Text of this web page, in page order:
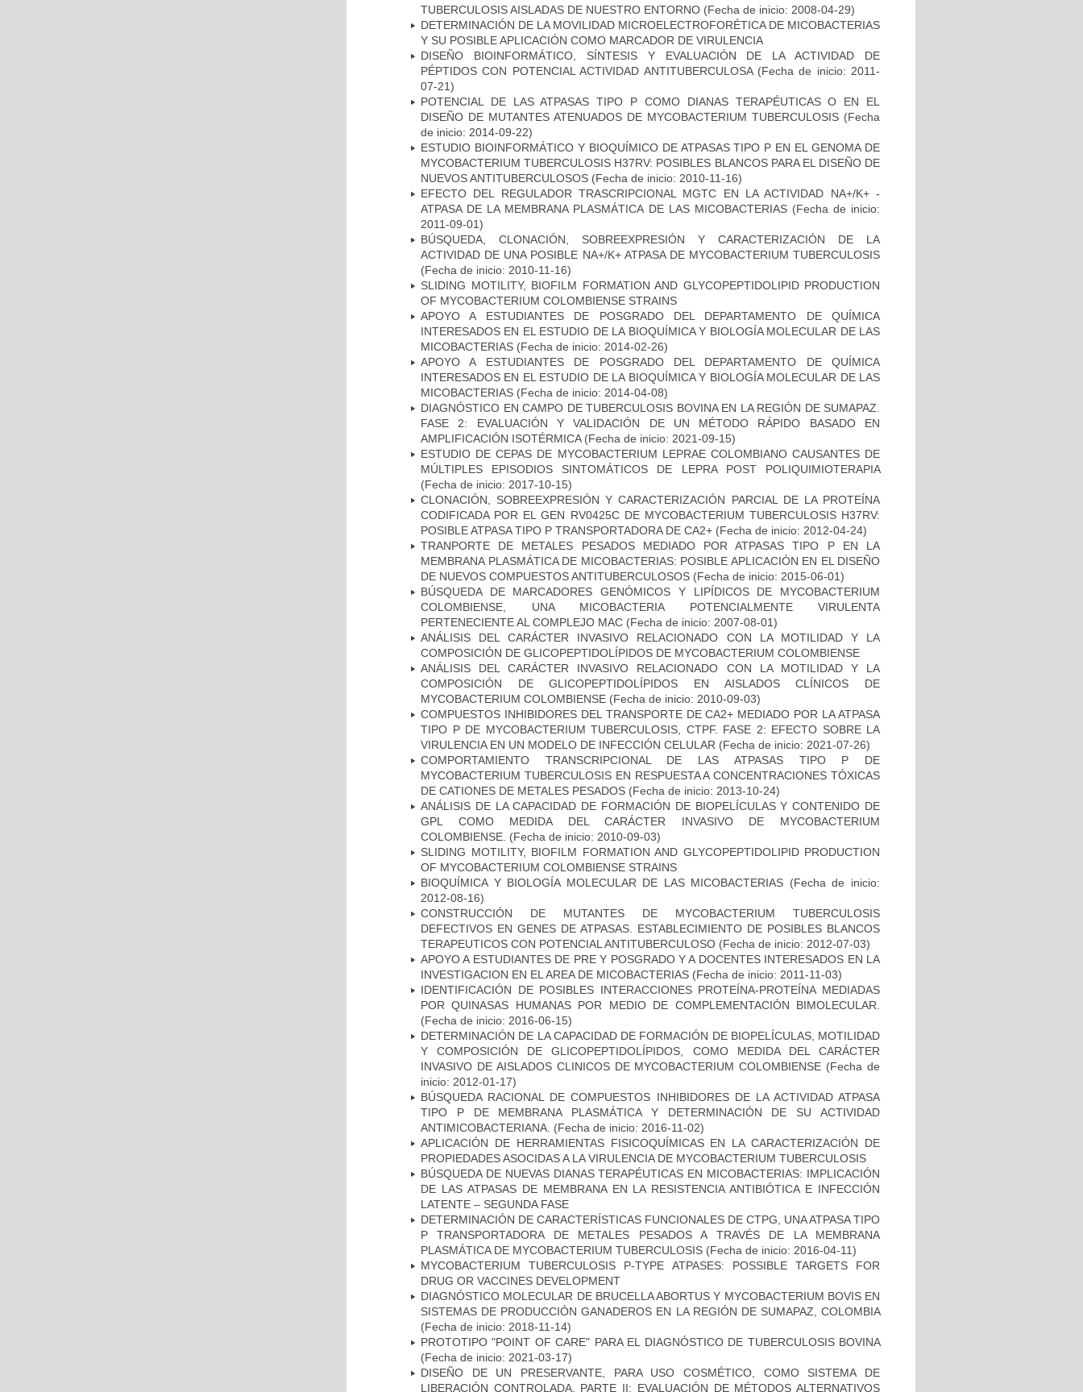
TUBERCULOSIS AISLADAS DE NUESTRO ENTORNO (Fecha de inicio: 2008-04-29)
DETERMINACIÓN DE LA MOVILIDAD MICROELECTROFORÉTICA DE MICOBACTERIAS
Y SU POSIBLE APLICACIÓN COMO MARCADOR DE VIRULENCIA
DISEÑO BIOINFORMÁTICO, SÍNTESIS Y EVALUACIÓN DE LA ACTIVIDAD DE
PÉPTIDOS CON POTENCIAL ACTIVIDAD ANTITUBERCULOSA(Fecha de inicio: 2011-
07-21)
POTENCIAL DE LAS ATPASAS TIPO P COMO DIANAS TERAPÉUTICAS O EN EL
DISEÑO DE MUTANTES ATENUADOS DE MYCOBACTERIUM TUBERCULOSIS (Fecha
de inicio: 2014-09-22)
ESTUDIO BIOINFORMÁTICO Y BIOQUÍMICO DE ATPASAS TIPO P EN EL GENOMA DE
MYCOBACTERIUM TUBERCULOSIS H37RV: POSIBLES BLANCOS PARA EL DISEÑO DE
NUEVOS ANTITUBERCULOSOS (Fecha de inicio: 2010-11-16)
EFECTO DEL REGULADOR TRASCRIPCIONAL MGTC EN LA ACTIVIDAD NA+/K+ -
ATPASA DE LA MEMBRANA PLASMÁTICA DE LAS MICOBACTERIAS(Fecha de inicio:
2011-09-01)
BÚSQUEDA, CLONACIÓN, SOBREEXPRESIÓN Y CARACTERIZACIÓN DE LA
ACTIVIDAD DE UNA POSIBLE NA+/K+ ATPASA DE MYCOBACTERIUM TUBERCULOSIS
(Fecha de inicio: 2010-11-16)
SLIDING MOTILITY, BIOFILM FORMATION AND GLYCOPEPTIDOLIPID PRODUCTION
OF MYCOBACTERIUM COLOMBIENSE STRAINS
APOYO A ESTUDIANTES DE POSGRADO DEL DEPARTAMENTO DE QUÍMICA
INTERESADOS EN EL ESTUDIO DE LA BIOQUÍMICA Y BIOLOGÍA MOLECULAR DE LAS
MICOBACTERIAS (Fecha de inicio: 2014-02-26)
APOYO A ESTUDIANTES DE POSGRADO DEL DEPARTAMENTO DE QUÍMICA
INTERESADOS EN EL ESTUDIO DE LA BIOQUÍMICA Y BIOLOGÍA MOLECULAR DE LAS
MICOBACTERIAS (Fecha de inicio: 2014-04-08)
DIAGNÓSTICO EN CAMPO DE TUBERCULOSIS BOVINA EN LA REGIÓN DE SUMAPAZ.
FASE 2: EVALUACIÓN Y VALIDACIÓN DE UN MÉTODO RÁPIDO BASADO EN
AMPLIFICACIÓN ISOTÉRMICA(Fecha de inicio: 2021-09-15)
ESTUDIO DE CEPAS DE MYCOBACTERIUM LEPRAE COLOMBIANO CAUSANTES DE
MÚLTIPLES EPISODIOS SINTOMÁTICOS DE LEPRA POST POLIQUIMIOTERAPIA
(Fecha de inicio: 2017-10-15)
CLONACIÓN, SOBREEXPRESIÓN Y CARACTERIZACIÓN PARCIAL DE LA PROTEÍNA
CODIFICADA POR EL GEN RV0425C DE MYCOBACTERIUM TUBERCULOSIS H37RV:
POSIBLE ATPASA TIPO P TRANSPORTADORA DE CA2+ (Fecha de inicio: 2012-04-24)
TRANPORTE DE METALES PESADOS MEDIADO POR ATPASAS TIPO P EN LA
MEMBRANA PLASMÁTICA DE MICOBACTERIAS: POSIBLE APLICACIÓN EN EL DISEÑO
DE NUEVOS COMPUESTOS ANTITUBERCULOSOS (Fecha de inicio: 2015-06-01)
BÚSQUEDA DE MARCADORES GENÓMICOS Y LIPÍDICOS DE MYCOBACTERIUM
COLOMBIENSE, UNA MICOBACTERIA POTENCIALMENTE VIRULENTA
PERTENECIENTE AL COMPLEJO MAC (Fecha de inicio: 2007-08-01)
ANÁLISIS DEL CARÁCTER INVASIVO RELACIONADO CON LA MOTILIDAD Y LA
COMPOSICIÓN DE GLICOPEPTIDOLÍPIDOS DE MYCOBACTERIUM COLOMBIENSE
ANÁLISIS DEL CARÁCTER INVASIVO RELACIONADO CON LA MOTILIDAD Y LA
COMPOSICIÓN DE GLICOPEPTIDOLÍPIDOS EN AISLADOS CLÍNICOS DE
MYCOBACTERIUM COLOMBIENSE (Fecha de inicio: 2010-09-03)
COMPUESTOS INHIBIDORES DEL TRANSPORTE DE CA2+ MEDIADO POR LA ATPASA
TIPO P DE MYCOBACTERIUM TUBERCULOSIS, CTPF. FASE 2: EFECTO SOBRE LA
VIRULENCIA EN UN MODELO DE INFECCIÓN CELULAR (Fecha de inicio: 2021-07-26)
COMPORTAMIENTO TRANSCRIPCIONAL DE LAS ATPASAS TIPO P DE
MYCOBACTERIUM TUBERCULOSIS EN RESPUESTA A CONCENTRACIONES TÓXICAS
DE CATIONES DE METALES PESADOS (Fecha de inicio: 2013-10-24)
ANÁLISIS DE LA CAPACIDAD DE FORMACIÓN DE BIOPELÍCULAS Y CONTENIDO DE
GPL COMO MEDIDA DEL CARÁCTER INVASIVO DE MYCOBACTERIUM
COLOMBIENSE. (Fecha de inicio: 2010-09-03)
SLIDING MOTILITY, BIOFILM FORMATION AND GLYCOPEPTIDOLIPID PRODUCTION
OF MYCOBACTERIUM COLOMBIENSE STRAINS
BIOQUÍMICA Y BIOLOGÍA MOLECULAR DE LAS MICOBACTERIAS (Fecha de inicio:
2012-08-16)
CONSTRUCCIÓN DE MUTANTES DE MYCOBACTERIUM TUBERCULOSIS
DEFECTIVOS EN GENES DE ATPASAS. ESTABLECIMIENTO DE POSIBLES BLANCOS
TERAPEUTICOS CON POTENCIAL ANTITUBERCULOSO (Fecha de inicio: 2012-07-03)
APOYO A ESTUDIANTES DE PRE Y POSGRADO Y A DOCENTES INTERESADOS EN LA
INVESTIGACION EN EL AREA DE MICOBACTERIAS (Fecha de inicio: 2011-11-03)
IDENTIFICACIÓN DE POSIBLES INTERACCIONES PROTEÍNA-PROTEÍNA MEDIADAS
POR QUINASAS HUMANAS POR MEDIO DE COMPLEMENTACIÓN BIMOLECULAR.
(Fecha de inicio: 2016-06-15)
DETERMINACIÓN DE LA CAPACIDAD DE FORMACIÓN DE BIOPELÍCULAS, MOTILIDAD
Y COMPOSICIÓN DE GLICOPEPTIDOLÍPIDOS, COMO MEDIDA DEL CARÁCTER
INVASIVO DE AISLADOS CLINICOS DE MYCOBACTERIUM COLOMBIENSE (Fecha de
inicio: 2012-01-17)
BÚSQUEDA RACIONAL DE COMPUESTOS INHIBIDORES DE LA ACTIVIDAD ATPASA
TIPO P DE MEMBRANA PLASMÁTICA Y DETERMINACIÓN DE SU ACTIVIDAD
ANTIMICOBACTERIANA. (Fecha de inicio: 2016-11-02)
APLICACIÓN DE HERRAMIENTAS FISICOQUÍMICAS EN LA CARACTERIZACIÓN DE
PROPIEDADES ASOCIDAS A LA VIRULENCIA DE MYCOBACTERIUM TUBERCULOSIS
BÚSQUEDA DE NUEVAS DIANAS TERAPÉUTICAS EN MICOBACTERIAS: IMPLICACIÓN
DE LAS ATPASAS DE MEMBRANA EN LA RESISTENCIA ANTIBIÓTICA E INFECCIÓN
LATENTE – SEGUNDA FASE
DETERMINACIÓN DE CARACTERÍSTICAS FUNCIONALES DE CTPG, UNA ATPASA TIPO
P TRANSPORTADORA DE METALES PESADOS A TRAVÉS DE LA MEMBRANA
PLASMÁTICA DE MYCOBACTERIUM TUBERCULOSIS (Fecha de inicio: 2016-04-11)
MYCOBACTERIUM TUBERCULOSIS P-TYPE ATPASES: POSSIBLE TARGETS FOR
DRUG OR VACCINES DEVELOPMENT
DIAGNÓSTICO MOLECULAR DE BRUCELLA ABORTUS Y MYCOBACTERIUM BOVIS EN
SISTEMAS DE PRODUCCIÓN GANADEROS EN LA REGIÓN DE SUMAPAZ, COLOMBIA
(Fecha de inicio: 2018-11-14)
PROTOTIPO "POINT OF CARE" PARA EL DIAGNÓSTICO DE TUBERCULOSIS BOVINA
(Fecha de inicio: 2021-03-17)
DISEÑO DE UN PRESERVANTE, PARA USO COSMÉTICO, COMO SISTEMA DE
LIBERACIÓN CONTROLADA. PARTE II: EVALUACIÓN DE MÉTODOS ALTERNATIVOS